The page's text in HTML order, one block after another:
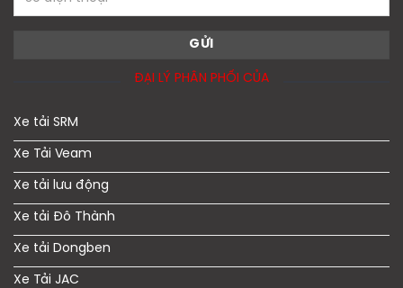
ĐẠI LÝ PHÂN PHỐI CỦA
Xe tải SRM
Xe Tải Veam
Xe tải lưu động
Xe tải Đô Thành
Xe tải Dongben
Xe Tải JAC